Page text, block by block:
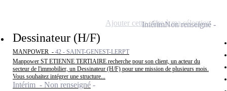
Dessinateur (H/F)
MANPOWER - 42 - SAINT-GENEST-LERPT
Manpower ST ETIENNE TERTIAIRE recherche pour son client, un acteur du
secteur de l'immobilier, un Dessinateur (H/F) pour une mission de plusieurs mois.
Vous souhaitez intégrer une structure...
Intérim - Non renseigné
IntérimNon renseigné
Ajouter cette offre à ma sélection